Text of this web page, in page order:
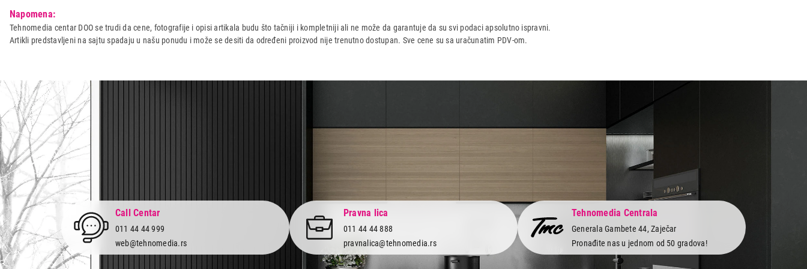
Naziv i vrsta robe:
KUHINJSKA VAGA
Uvoznik:
ERG d.o.o.
Napomena:
Tehnomedia centar DOO se trudi da cene, fotografije i opisi artikala budu što tačniji i kompletniji ali ne može da garantuje da su svi podaci apsolutno ispravni.
Artikli predstavljeni na sajtu spadaju u našu ponudu i može se desiti da određeni proizvod nije trenutno dostupan. Sve cene su sa uračunatim PDV-om.
Call Centar
011 44 44 999
web@tehnomedia.rs
Pravna lica
011 44 44 888
pravnalica@tehnomedia.rs
Tehnomedia Centrala
Generala Gambete 44, Zaječar
Pronađite nas u jednom od 50 gradova!